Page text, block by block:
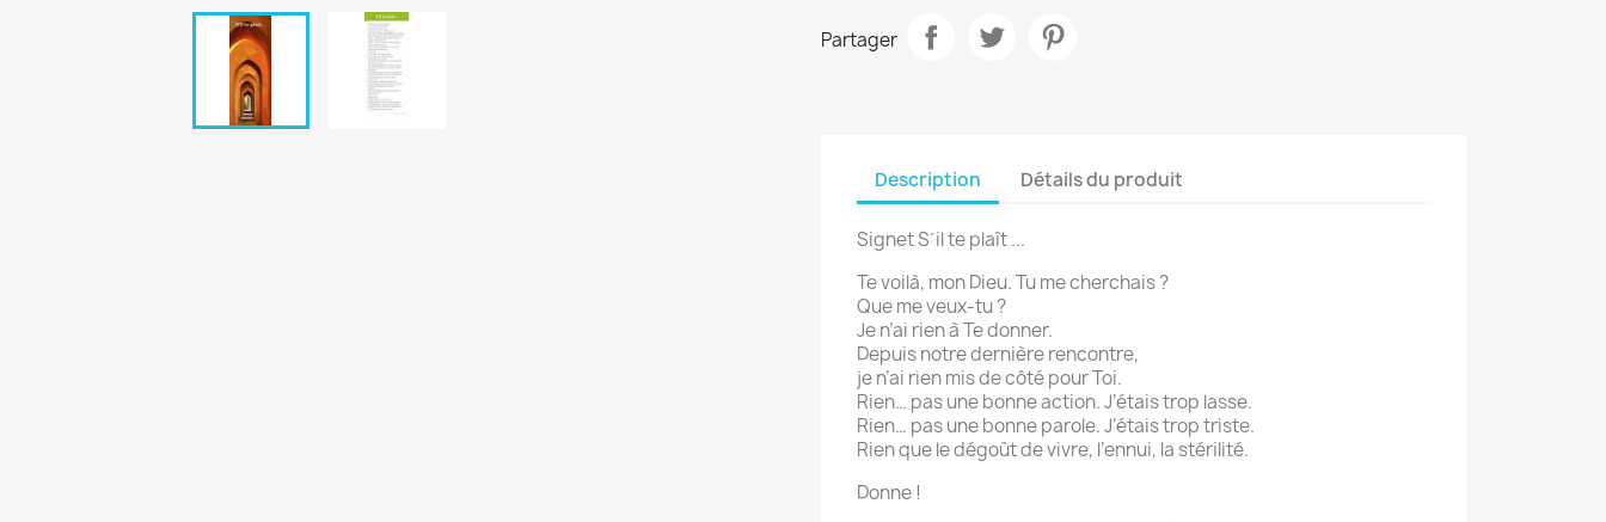
Partager
Description Détails du produit
Signet S´il te plaît ...
Te voilà, mon Dieu. Tu me cherchais ?
Que me veux-tu ?
Je n’ai rien à Te donner.
Depuis notre dernière rencontre,
je n’ai rien mis de côté pour Toi.
Rien… pas une bonne action. J’étais trop lasse.
Rien… pas une bonne parole. J’étais trop triste.
Rien que le dégoût de vivre, l’ennui, la stérilité.
Donne !